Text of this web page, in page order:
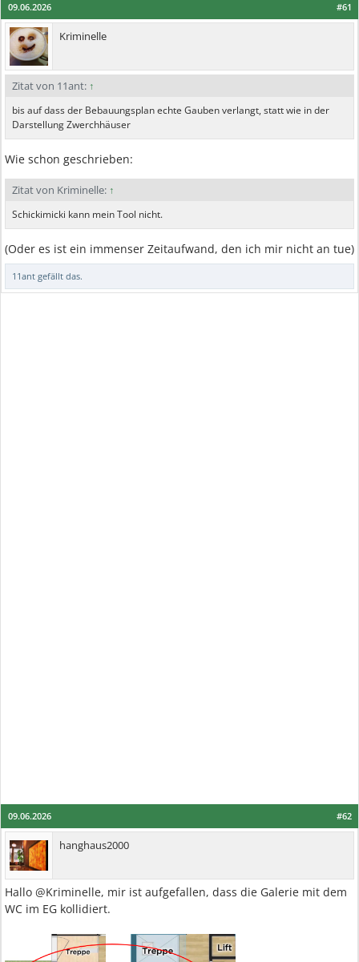
#61
09.06.2026
Kriminelle
Zitat von 11ant: ↑
bis auf dass der Bebauungsplan echte Gauben verlangt, statt wie in der
Darstellung Zwerchhäuser
Wie schon geschrieben:
Zitat von Kriminelle: ↑
Schickimicki kann mein Tool nicht.
(Oder es ist ein immenser Zeitaufwand, den ich mir nicht an tue)
11ant gefällt das.
#62
09.06.2026
hanghaus2000
Hallo @Kriminelle, mir ist aufgefallen, dass die Galerie mit dem
WC im EG kollidiert.